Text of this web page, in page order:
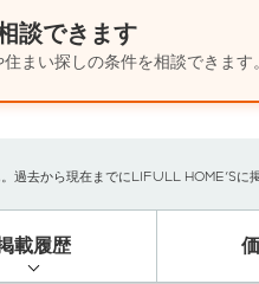
談できます
まい探しの条件を相談できます。
過去から現在までにLIFULL HOME'S
載履歴